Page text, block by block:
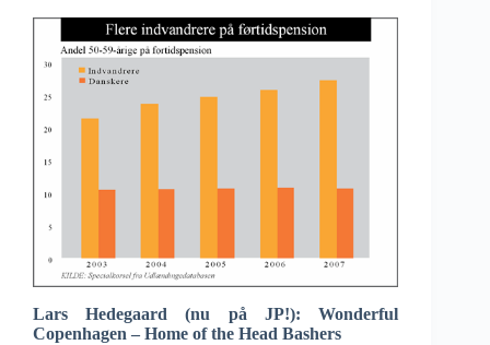
Lars Hedegaard (nu på JP!): Wonderful
Copenhagen – Home of the Head Bashers